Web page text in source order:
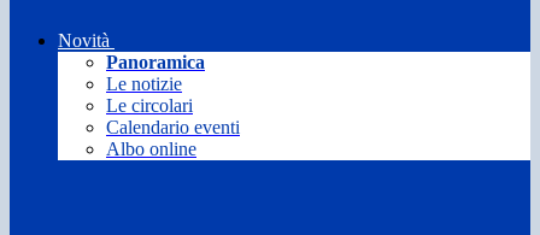
Novità
Panoramica
Le notizie
Le circolari
Calendario eventi
Albo online